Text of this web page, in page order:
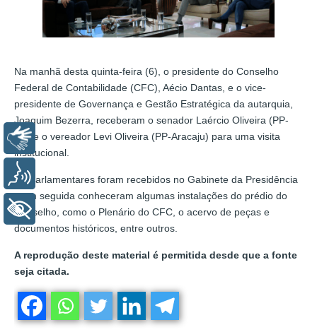
Na manhã desta quinta-feira (6), o presidente do Conselho
Federal de Contabilidade (CFC), Aécio Dantas, e o vice-
presidente de Governança e Gestão Estratégica da autarquia,
Joaquim Bezerra, receberam o senador Laércio Oliveira (PP-
SE) e o vereador Levi Oliveira (PP-Aracaju) para uma visita
institucional.
Os parlamentares foram recebidos no Gabinete da Presidência
e em seguida conheceram algumas instalações do prédio do
Conselho, como o Plenário do CFC, o acervo de peças e
documentos históricos, entre outros.
A reprodução deste material é permitida desde que a fonte
seja citada.
Libras
Voz
+ Acessibilidade